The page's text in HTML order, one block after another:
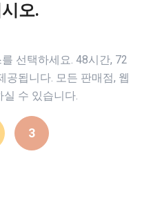
오.
선택하세요. 48시간, 72
공됩니다. 모든 판매점, 웹
수 있습니다.
3